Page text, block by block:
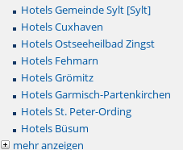
Hotels Gemeinde Sylt [Sylt]
Hotels Cuxhaven
Hotels Ostseeheilbad Zingst
Hotels Fehmarn
Hotels Grömitz
Hotels Garmisch-Partenkirchen
Hotels St. Peter-Ording
Hotels Büsum
mehr anzeigen